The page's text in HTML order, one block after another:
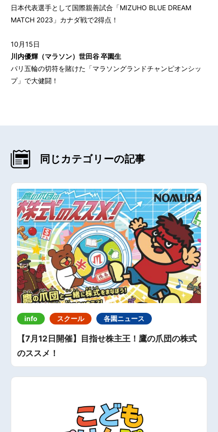
日本代表選手として国際親善試合「MIZUHO BLUE DREAM
MATCH 2023」カナダ戦で2得点！
10月15日
川内優輝（マラソン）世田谷 卒園生
パリ五輪の切符を賭けた「マラソングランドチャンピオンシッ
プ」で大健闘！
同じカテゴリーの記事
info スクール 各園ニュース
【7月12日開催】目指せ株主王！鷹の爪団の株式
のススメ！